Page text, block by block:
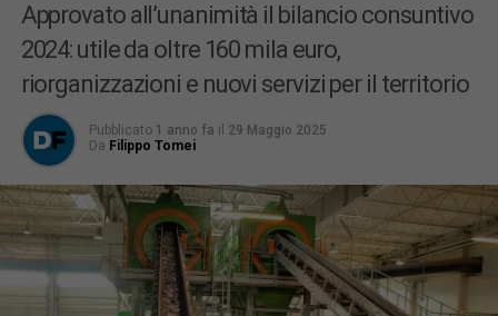
Approvato all’unanimità il bilancio consuntivo
2024: utile da oltre 160 mila euro,
riorganizzazioni e nuovi servizi per il territorio
Pubblicato 1 anno fa il 29 Maggio 2025
Da Filippo Tomei